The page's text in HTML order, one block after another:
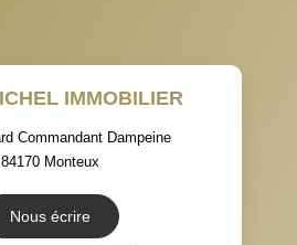
PART DES MÉNAGES SANS
VOITURE
ECOLES ET CRÈCHES
IMMOBILIER
Commandant Dampeine
84170 Monteux
Nous écrire